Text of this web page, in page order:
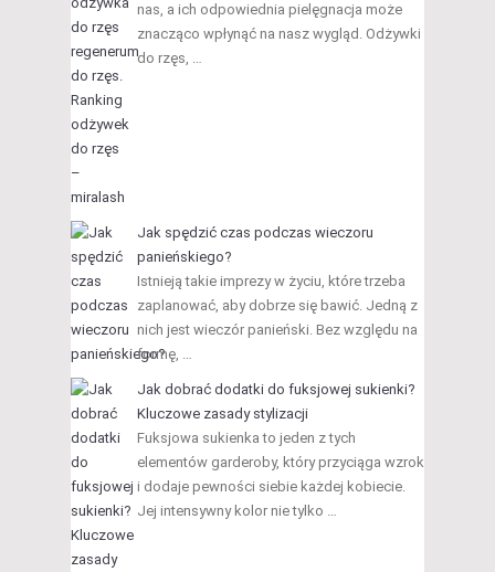
nas, a ich odpowiednia pielęgnacja może
znacząco wpłynąć na nasz wygląd. Odżywki
do rzęs, …
Jak spędzić czas podczas wieczoru
panieńskiego?
Istnieją takie imprezy w życiu, które trzeba
zaplanować, aby dobrze się bawić. Jedną z
nich jest wieczór panieński. Bez względu na
formę, …
Jak dobrać dodatki do fuksjowej sukienki?
Kluczowe zasady stylizacji
Fuksjowa sukienka to jeden z tych
elementów garderoby, który przyciąga wzrok
i dodaje pewności siebie każdej kobiecie.
Jej intensywny kolor nie tylko …